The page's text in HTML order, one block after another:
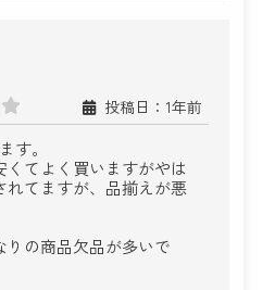
投稿日：1年前
す。
くてよく買いますがやは
れてますが、品揃えが悪
りの商品欠品が多いで